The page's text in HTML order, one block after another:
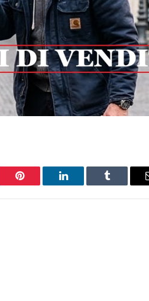
Pinterest LinkedIn Tumblr